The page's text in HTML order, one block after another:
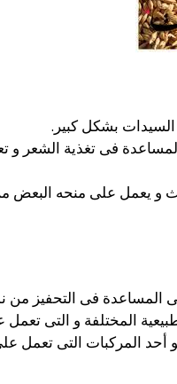
بشكل كبير.
المساعدة فى تغذية
يعمل على منحه البعض
المساعدة فى التحفيز
المختلفة و التى تعمل
أحد المركبات التى تعمل